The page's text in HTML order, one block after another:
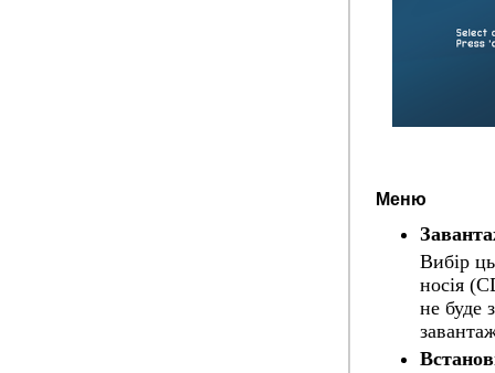
Меню
Вибір
носія
не буде